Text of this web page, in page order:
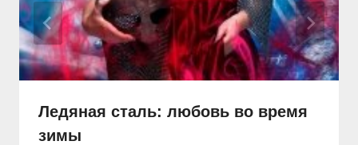
Ледяная сталь: любовь во время
зимы